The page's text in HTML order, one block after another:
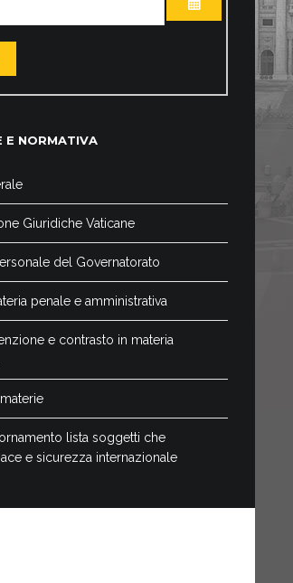
APRI IL
E NORMATIVA
Giuridiche Vaticane
del Governatorato
penale e amministrativa
e contrasto in materia
lista soggetti che
e sicurezza internazionale